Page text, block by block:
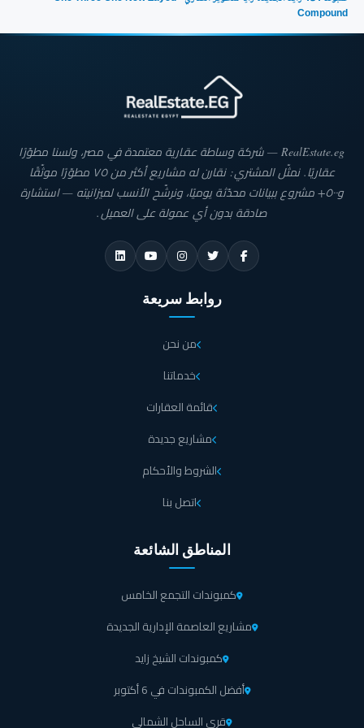
على النحو التالي:
كما مساحة فلل التاون هاوس في مشروع شركة زايا للتطوير
العقاري تبلغ 255 متر مربع.
خدمات كمبوند 131 زايد الجديدة One Three One New
Zayed Compound
تقدم شركة زايا للتطوير العقاري كل الخدمات التي تعزز من سعادة وراحة السكان حيث
التي تقدم أفضل المأكولات والمشروبات التي تمنح السكان
تجربة فاخرة في أجواء مريحة.
يشتمل كمبوند 131 زايد الجديدة على المولات التجارية
الضخمة التي تعرض أشهر البراندات والماركات العالمية التي
الفعاليات الترفيهية التي تعزز شعور السكان بالسعادة والبهجة.
يضم كمبوند 131 شركة زايا العقارية كيدز إريا مجهزة بألعاب
خاصة بالأطفال الصغار حتى يتمتعوا بتجربة ترفيهية في
أجواء آمنة.
Compound
RealEstate.eg — شركة وساطة عقارية معتمدة في مصر، ولسنا مطوّرًا
عقاريًا. نمثّل المشتري: نقارن له مشاريع أكثر من ٧٥ مطوّرًا موثّقًا
و٥٠٠+ مشروع ببيانات محدّثة يوميًا، ونرشّح الأنسب لميزانيته — استشارة
صادقة بدون أي عمولة على العميل.
روابط سريعة
من نحن
خدماتنا
قائمة العقارات
مشاريع جديدة
الشروط والأحكام
اتصل بنا
المناطق الشائعة
كمبوندات التجمع الخامس
مشاريع العاصمة الإدارية الجديدة
كمبوندات الشيخ زايد
أفضل الكمبوندات في 6 أكتوبر
قرى الساحل الشمالي